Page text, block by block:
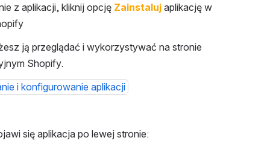
z aplikacji, kliknij opcję Zainstaluj aplikację w
ją przeglądać i wykorzystywać na stronie
Shopify.
i konfigurowanie aplikacji
się aplikacja po lewej stronie: